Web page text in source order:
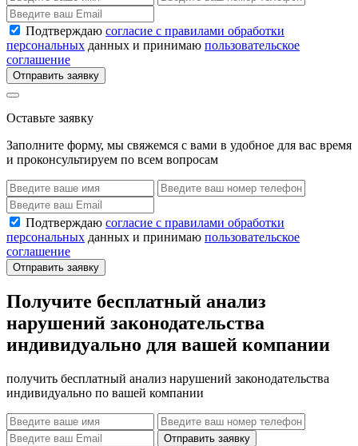
Подтверждаю согласие с правилами обработки
персональных данных и принимаю пользовательское
соглашение
Отправить заявку
Оставьте заявку
Заполните форму, мы свяжемся с вами в удобное для вас время
и проконсультируем по всем вопросам
Подтверждаю согласие с правилами обработки
персональных данных и принимаю пользовательское
соглашение
Отправить заявку
Получите бесплатный анализ
нарушений законодательства
индивидуально для вашей компании
получить бесплатный анализ нарушений законодательства
индивидуально по вашей компании
Отправить заявку